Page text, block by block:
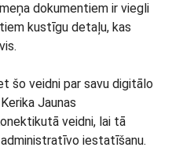
dokumentiem ir viegli
kustīgu detaļu, kas
šo veidni par savu digitālo
Jaunas
veidni, lai tā
iestatīšanu.